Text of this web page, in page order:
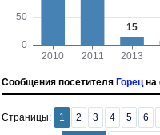
Сообщения посетителя Горецна
Страницы: 1 2 3 4 5 6